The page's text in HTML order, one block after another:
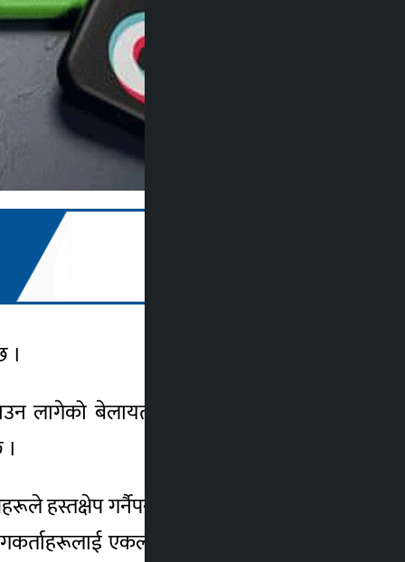
।
लागेको बेलायतको अखबार द गार्जियन ले
हस्तक्षेप गर्नैपर्ने बताइएको खबरमा उल्लेख
एकल दिमाग र शान्त बन्न अग्रसर